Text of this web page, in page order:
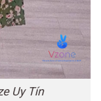
Uy Tín